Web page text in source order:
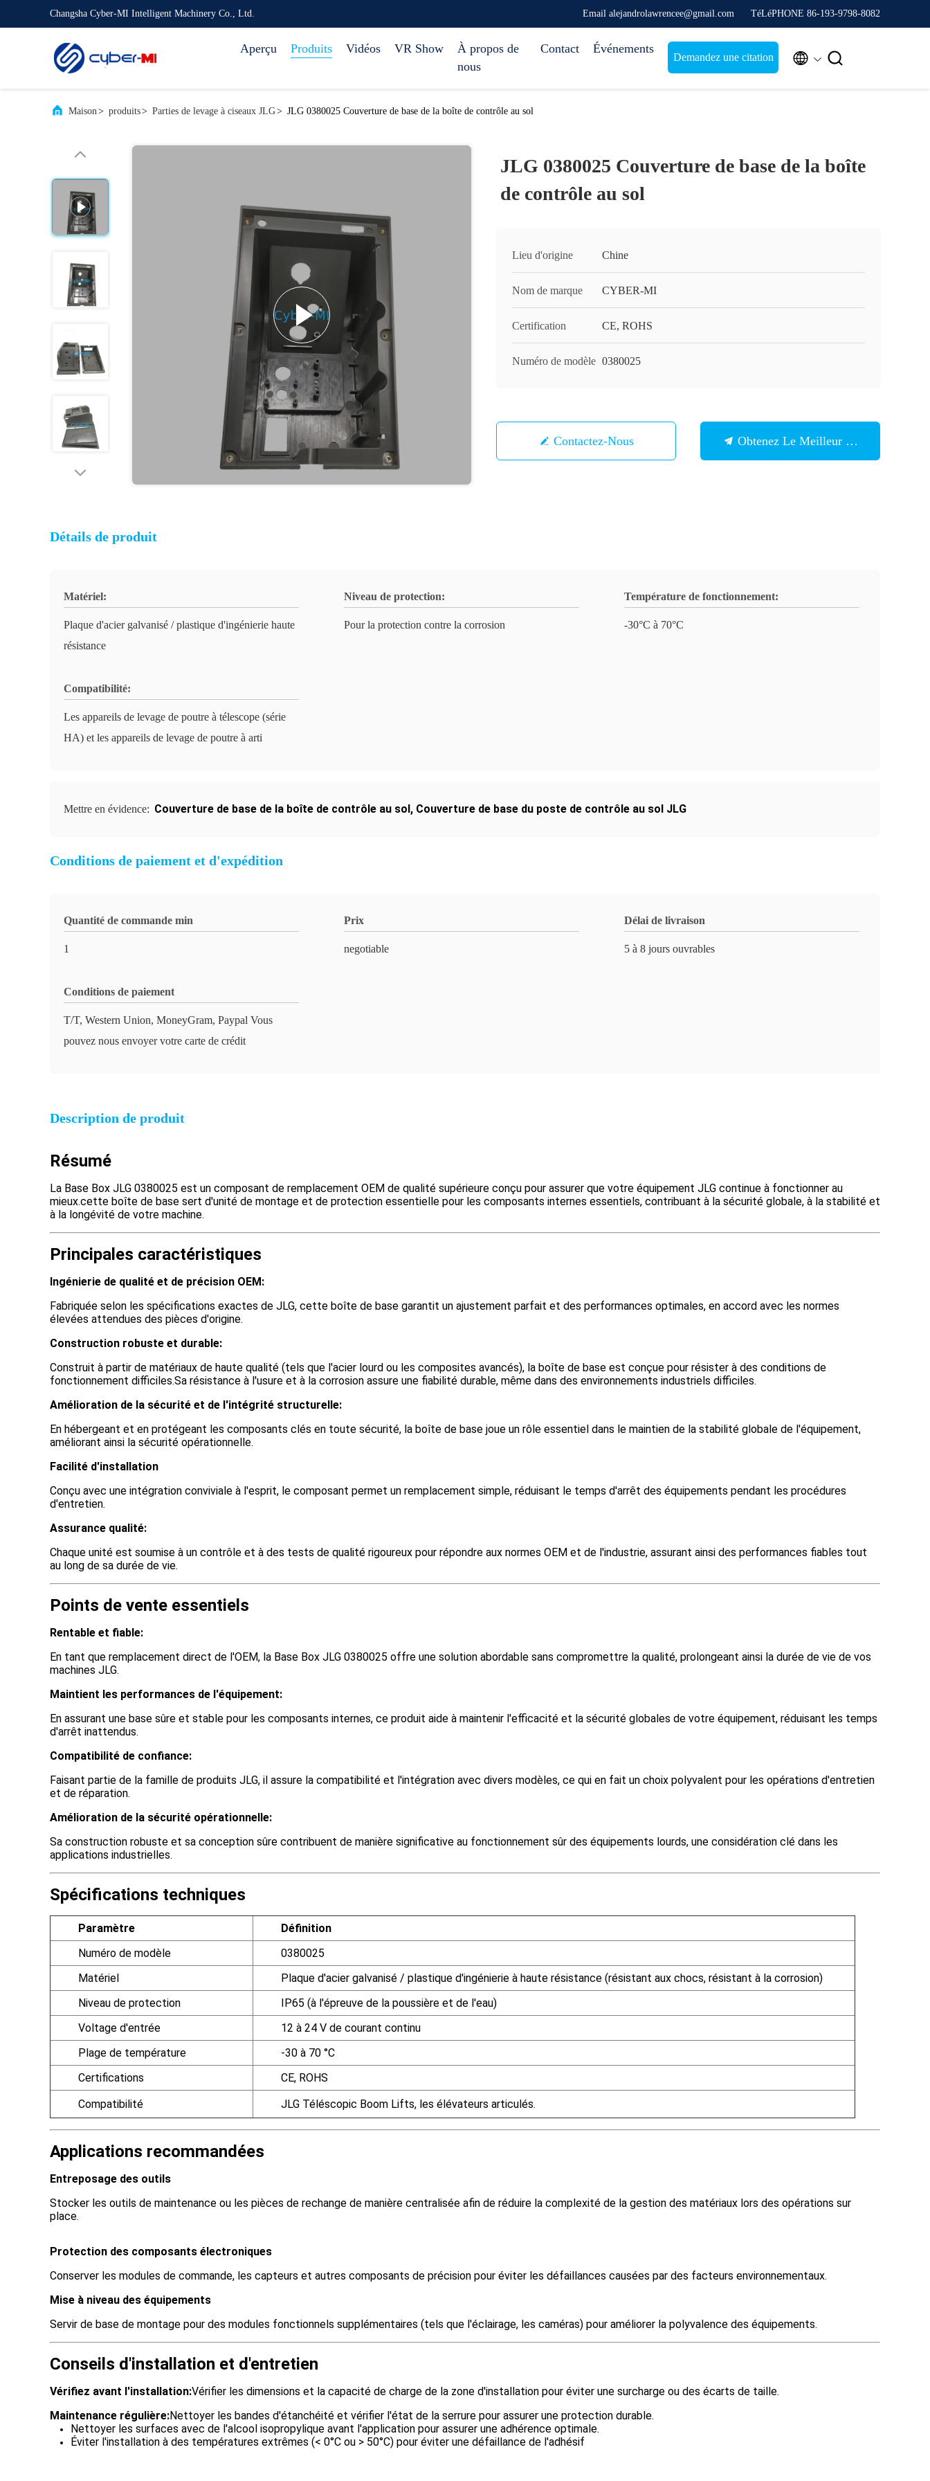
Changsha Cyber-MI Intelligent Machinery Co., Ltd. Email alejandrolawrencee@gmail.com TéLéPHONE 86-193-9798-8082
Aperçu Produits Vidéos VR Show
À propos de
nous
Contact Événements
Demandez une citation  
Maison> produits> Parties de levage à ciseaux JLG> JLG 0380025 Couverture de base de la boîte de contrôle au sol
JLG 0380025 Couverture de base de la boîte
de contrôle au sol
Lieu d'origine Chine
Nom de marque CYBER-MI
Certification CE, ROHS
Numéro de modèle 0380025
Contactez-Nous Obtenez Le Meilleur Prix
Détails de produit
Matériel:
Plaque d'acier galvanisé / plastique d'ingénierie haute
résistance
Niveau de protection:
Pour la protection contre la corrosion
Température de fonctionnement:
-30°C à 70°C
Compatibilité:
Les appareils de levage de poutre à télescope (série
HA) et les appareils de levage de poutre à arti
Mettre en évidence: Couverture de base de la boîte de contrôle au sol, Couverture de base du poste de contrôle au sol JLG
Conditions de paiement et d'expédition
Quantité de commande min
1
Prix
negotiable
Délai de livraison
5 à 8 jours ouvrables
Conditions de paiement
T/T, Western Union, MoneyGram, Paypal Vous
pouvez nous envoyer votre carte de crédit
Description de produit
Résumé
La Base Box JLG 0380025 est un composant de remplacement OEM de qualité supérieure conçu pour assurer que votre équipement JLG continue à fonctionner au
mieux.cette boîte de base sert d'unité de montage et de protection essentielle pour les composants internes essentiels, contribuant à la sécurité globale, à la stabilité et
à la longévité de votre machine.
Principales caractéristiques
Ingénierie de qualité et de précision OEM:
Fabriquée selon les spécifications exactes de JLG, cette boîte de base garantit un ajustement parfait et des performances optimales, en accord avec les normes
élevées attendues des pièces d'origine.
Construction robuste et durable:
Construit à partir de matériaux de haute qualité (tels que l'acier lourd ou les composites avancés), la boîte de base est conçue pour résister à des conditions de
fonctionnement difficiles.Sa résistance à l'usure et à la corrosion assure une fiabilité durable, même dans des environnements industriels difficiles.
Amélioration de la sécurité et de l'intégrité structurelle:
En hébergeant et en protégeant les composants clés en toute sécurité, la boîte de base joue un rôle essentiel dans le maintien de la stabilité globale de l'équipement,
améliorant ainsi la sécurité opérationnelle.
Facilité d'installation
Conçu avec une intégration conviviale à l'esprit, le composant permet un remplacement simple, réduisant le temps d'arrêt des équipements pendant les procédures
d'entretien.
Assurance qualité:
Chaque unité est soumise à un contrôle et à des tests de qualité rigoureux pour répondre aux normes OEM et de l'industrie, assurant ainsi des performances fiables tout
au long de sa durée de vie.
Points de vente essentiels
Rentable et fiable:
En tant que remplacement direct de l'OEM, la Base Box JLG 0380025 offre une solution abordable sans compromettre la qualité, prolongeant ainsi la durée de vie de vos
machines JLG.
Maintient les performances de l'équipement:
En assurant une base sûre et stable pour les composants internes, ce produit aide à maintenir l'efficacité et la sécurité globales de votre équipement, réduisant les temps
d'arrêt inattendus.
Compatibilité de confiance:
Faisant partie de la famille de produits JLG, il assure la compatibilité et l'intégration avec divers modèles, ce qui en fait un choix polyvalent pour les opérations d'entretien
et de réparation.
Amélioration de la sécurité opérationnelle:
Sa construction robuste et sa conception sûre contribuent de manière significative au fonctionnement sûr des équipements lourds, une considération clé dans les
applications industrielles.
Spécifications techniques
Paramètre
Définition
Numéro de modèle
0380025
Matériel
Plaque d'acier galvanisé / plastique d'ingénierie à haute résistance (résistant aux chocs, résistant à la corrosion)
Niveau de protection
IP65 (à l'épreuve de la poussière et de l'eau)
Voltage d'entrée
12 à 24 V de courant continu
Plage de température
-30 à 70 °C
Certifications
CE, ROHS
Compatibilité
JLG Téléscopic Boom Lifts, les élévateurs articulés.
Applications recommandées
Entreposage des outils
Stocker les outils de maintenance ou les pièces de rechange de manière centralisée afin de réduire la complexité de la gestion des matériaux lors des opérations sur
place.
Protection des composants électroniques
Conserver les modules de commande, les capteurs et autres composants de précision pour éviter les défaillances causées par des facteurs environnementaux.
Mise à niveau des équipements
Servir de base de montage pour des modules fonctionnels supplémentaires (tels que l'éclairage, les caméras) pour améliorer la polyvalence des équipements.
Conseils d'installation et d'entretien
Vérifiez avant l'installation:Vérifier les dimensions et la capacité de charge de la zone d'installation pour éviter une surcharge ou des écarts de taille.
Maintenance régulière:Nettoyer les bandes d'étanchéité et vérifier l'état de la serrure pour assurer une protection durable.
Nettoyer les surfaces avec de l'alcool isopropylique avant l'application pour assurer une adhérence optimale.
Éviter l'installation à des températures extrêmes (< 0°C ou > 50°C) pour éviter une défaillance de l'adhésif